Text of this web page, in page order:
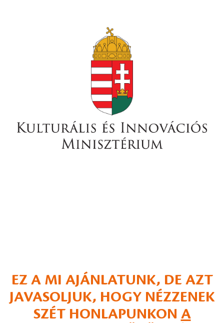
EZ A MI AJÁNLATUNK, DE AZT
JAVASOLJUK, HOGY NÉZZENEK
SZÉT HONLAPUNKON A